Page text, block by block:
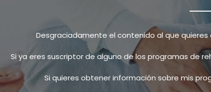
Desgraciadamente el contenido al que
Si ya eres suscriptor de alguno de los programas de
Si quieres obtener información sobre mis